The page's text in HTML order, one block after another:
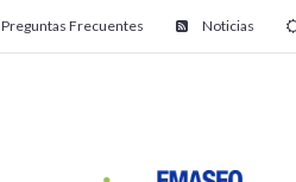
Preguntas Frecuentes Noticias